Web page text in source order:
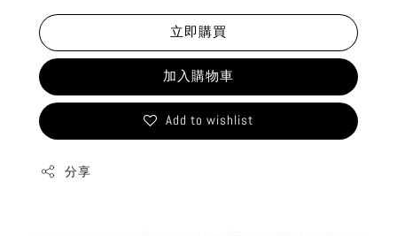
立即購買
加入購物車
Add to wishlist
分享